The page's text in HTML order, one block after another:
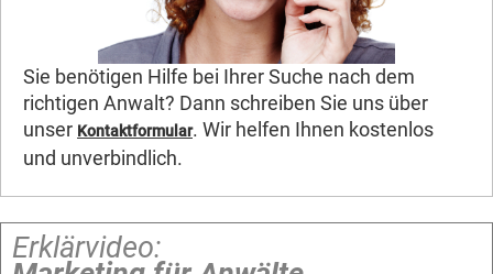
Sie benötigen Hilfe bei Ihrer Suche nach dem
richtigen Anwalt? Dann schreiben Sie uns über
unser Kontaktformular. Wir helfen Ihnen kostenlos
und unverbindlich.
Erklärvideo: